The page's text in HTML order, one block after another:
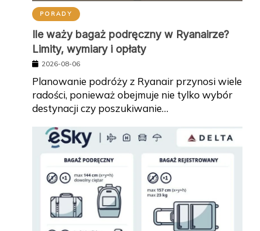
PORADY
Ile waży bagaż podręczny w Ryanairze?
Limity, wymiary i opłaty
2026-08-06
Planowanie podróży z Ryanair przynosi wiele
radości, ponieważ obejmuje nie tylko wybór
destynacji czy poszukiwanie…